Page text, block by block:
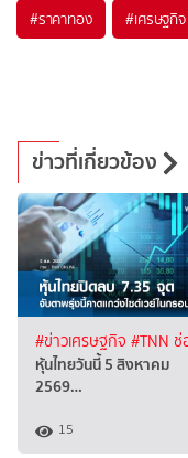
#ราคาทอง #เศรษฐกิจ
ข่าวที่เกี่ยวข้อง
#ข่าวเศรษฐกิจ #TNN ช่
หุ้นไทยวันนี้ 5 สิงหาคม
2569…
15